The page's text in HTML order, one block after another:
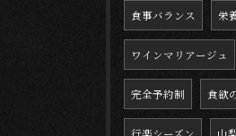
食事バランス 栄
ワインマリアージュ
完全予約制 食欲